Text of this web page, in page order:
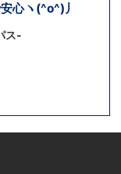
心ヽ(^o^)丿
ス-